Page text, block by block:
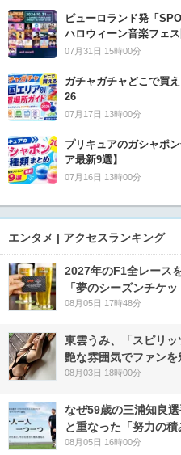
ピューロランド発「
ハロウィーン音楽フェス
07月31日 15時00分
ガチャガチャどこで買
26
07月17日 13時00分
プリキュアのガシャポ
ア最新9選】
07月16日 13時00分
エンタメ | アクセスランキング
2027年のF1全レース
「夢のシーズンチケ
08月05日 17時48分
東雲うみ、「スピリ
艶な雰囲気でファンを
08月03日 18時00分
なぜ59歳の三浦知良
と重なった「努力の積
08月05日 16時00分